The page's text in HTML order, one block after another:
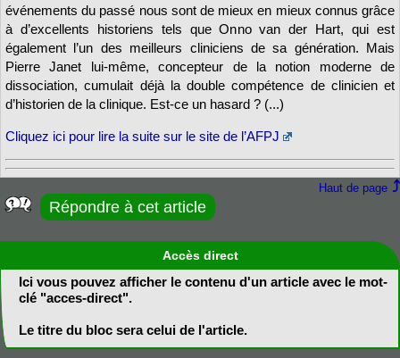
événements du passé nous sont de mieux en mieux connus grâce
à d’excellents historiens tels que Onno van der Hart, qui est
également l’un des meilleurs cliniciens de sa génération. Mais
Pierre Janet lui-même, concepteur de la notion moderne de
dissociation, cumulait déjà la double compétence de clinicien et
d’historien de la clinique. Est-ce un hasard ? (...)
Cliquez ici pour lire la suite sur le site de l’AFPJ
Haut de page
Répondre à cet article
Accès direct
Ici vous pouvez afficher le contenu d'un article avec le mot-
clé "acces-direct".
Le titre du bloc sera celui de l'article.